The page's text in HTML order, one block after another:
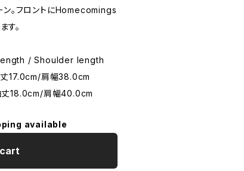
ン。フロントにHomecomings
す。
/ Shoulder length
17.0cm/肩幅38.0cm
18.0cm/肩幅40.0cm
available